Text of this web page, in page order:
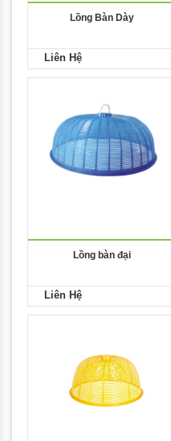
Lồng Bàn Dày
Liên Hệ
Lồng bàn đại
Liên Hệ